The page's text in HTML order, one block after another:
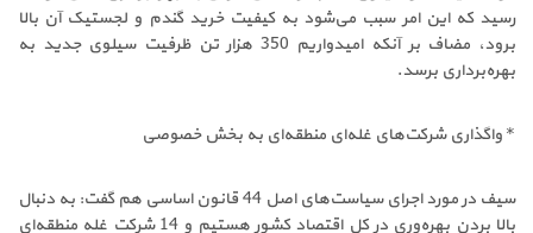
رسید که این امر سبب می‌شود به کیفیت خرید گندم و لجستیک آن بالا
برود، مضاف بر آنکه امیدواریم 350 هزار تن ظرفیت سیلوی جدید به
بهره‌برداری برسد.
* واگذاری شرکت‌های غله‌ای منطقه‌ای به بخش خصوصی
سیف در مورد اجرای سیاست‌های اصل 44 قانون اساسی هم گفت: به دنبال
بالا بردن بهره‌وری در کل اقتصاد کشور هستیم و 14 شرکت غله منطقه‌ای